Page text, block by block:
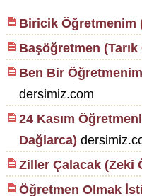
Biricik Öğretmenim
Başöğretmen (Tarık
Ben Bir
dersimiz.com
24 Kasım
Dağlarca)
Ziller Çalacak (Zeki
Öğretmen Olmak